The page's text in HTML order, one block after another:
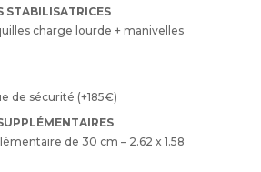
STABILISATRICES
charge lourde + manivelles
de sécurité (+185€)
de 30 cm – 2.62 x 1.58